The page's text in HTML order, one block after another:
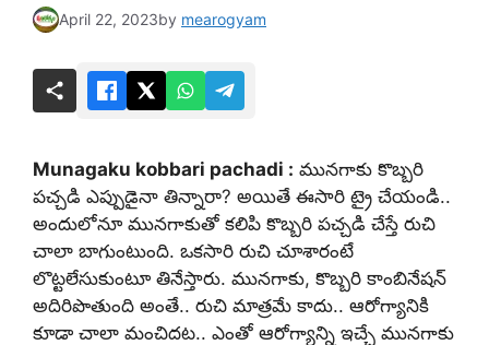
April 22, 2023by mearogyam
Munagaku kobbari pachadi : మునగాకు కొబ్బరి
పచ్చడి ఎప్పుడైనా తిన్నారా? అయితే ఈసారి ట్రై చేయండి..
అందులోనూ మునగాకుతో కలిపి కొబ్బరి పచ్చడి చేస్తే రుచి
చాలా బాగుంటుంది. ఒకసారి రుచి చూశారంటే
లొట్టలేసుకుంటూ తినేస్తారు. మునగాకు, కొబ్బరి కాంబినేషన్
అదిరిపొతుంది అంతే.. రుచి మాత్రమే కాదు.. ఆరోగ్యానికి
కూడా చాలా మంచిదట.. ఎంతో ఆరోగ్యాన్ని ఇచ్చే మునగాకు